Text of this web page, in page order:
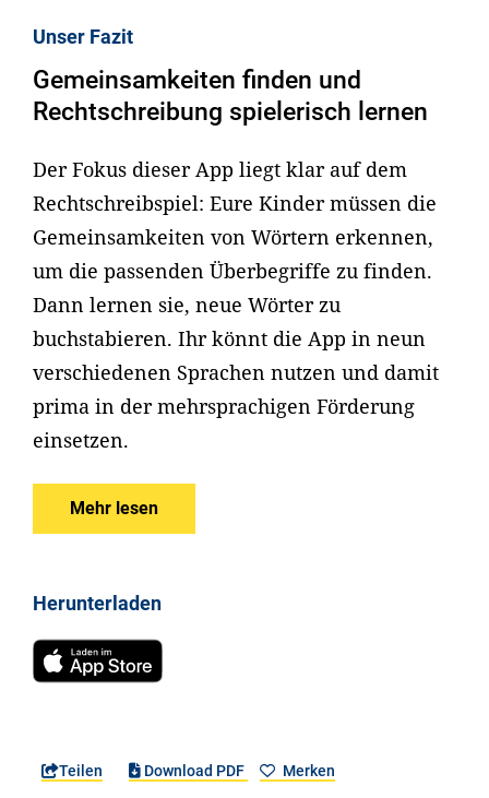
Unser Fazit
Gemeinsamkeiten finden und
Rechtschreibung spielerisch lernen
Der Fokus dieser App liegt klar auf dem
Rechtschreibspiel: Eure Kinder müssen die
Gemeinsamkeiten von Wörtern erkennen,
um die passenden Überbegriffe zu finden.
Dann lernen sie, neue Wörter zu
buchstabieren. Ihr könnt die App in neun
verschiedenen Sprachen nutzen und damit
prima in der mehrsprachigen Förderung
einsetzen.
Mehr lesen
Herunterladen
Teilen Download PDF Merken